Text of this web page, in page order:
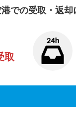
港での受取・返却
取